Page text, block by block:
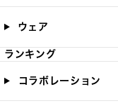
ウェア
ランキング
コラボレーション